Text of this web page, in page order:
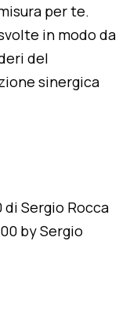
per te.
in modo da
del
sinergica